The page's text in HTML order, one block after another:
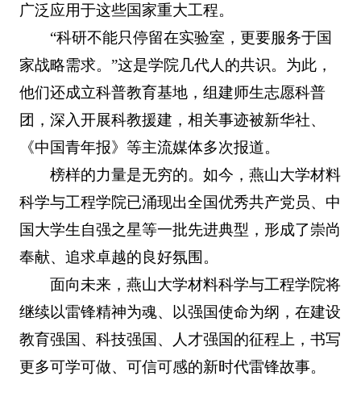
广泛应用于这些国家重大工程。
“科研不能只停留在实验室，更要服务于国
家战略需求。”这是学院几代人的共识。为此，
他们还成立科普教育基地，组建师生志愿科普
团，深入开展科教援建，相关事迹被新华社、
《中国青年报》等主流媒体多次报道。
榜样的力量是无穷的。如今，燕山大学材料
科学与工程学院已涌现出全国优秀共产党员、中
国大学生自强之星等一批先进典型，形成了崇尚
奉献、追求卓越的良好氛围。
面向未来，燕山大学材料科学与工程学院将
继续以雷锋精神为魂、以强国使命为纲，在建设
教育强国、科技强国、人才强国的征程上，书写
更多可学可做、可信可感的新时代雷锋故事。